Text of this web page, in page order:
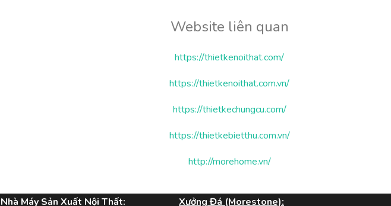
Website liên quan
https://thietkenoithat.com/
https://thietkenoithat.com.vn/
https://thietkechungcu.com/
https://thietkebietthu.com.vn/
http://morehome.vn/
Nhà Máy Sản Xuất Nội Thất:
Xưởng Đá (Morestone):